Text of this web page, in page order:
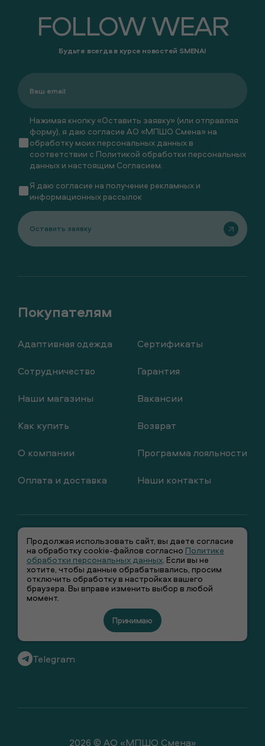
Адаптивная одежда
Сотрудничество
Наши магазины
Как купить
О компании
Оплата и доставка
Сертификаты
Гарантия
Вакансии
Возврат
Программа лояльности
Наши контакты
+7 (495) 66-00-106
info@smenawear.ru
Telegram
FOLLOW WEAR
Будьте всегда в курсе новостей SMENA!
Нажимая кнопку «Оставить заявку» (или отправляя
форму), я даю согласие АО «МПШО Смена» на
обработку моих персональных данных в
соответствии с Политикой обработки персональных
данных и настоящим Согласием.
Я даю согласие на получение рекламных и
информационных рассылок
Оставить заявку
2026 © АО «МПШО Смена»
Продолжая использовать сайт, вы даете согласие
на обработку cookie-файлов согласно Политике
обработки персональных данных . Если вы не
хотите, чтобы данные обрабатывались, просим
отключить обработку в настройках вашего
браузера. Вы вправе изменить выбор в любой
момент.
Принимаю